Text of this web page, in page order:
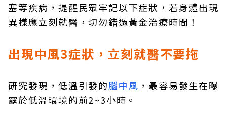
塞等疾病，提醒民眾牢記以下症狀，若身體出現
異樣應立刻就醫，切勿錯過黃金治療時間！
出現中風3症狀，立刻就醫不要拖
研究發現，低溫引發的腦中風 ，最容易發生在曝
露於低溫環境的前2~3小時。